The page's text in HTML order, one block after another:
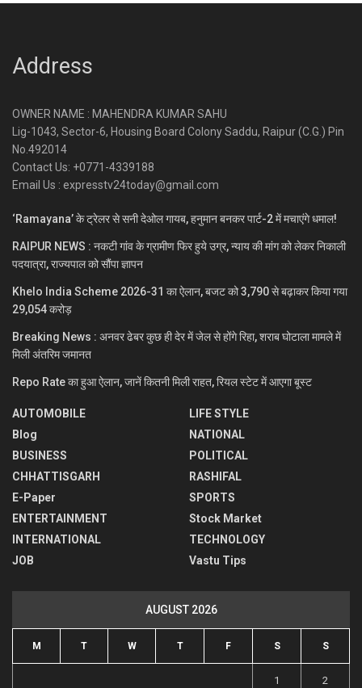
Address
OWNER NAME : MAHENDRA KUMAR SAHU
Lig-1043, Sector-6, Housing Board Colony Saddu, Raipur (C.G.) Pin
No.492014
Contact Us: +0771-4339188
Email Us : expresstv24today@gmail.com
‘Ramayana’ के ट्रेलर से सनी देओल गायब, हनुमान बनकर पार्ट-2 में मचाएंगे धमाल!
RAIPUR NEWS : नकटी गांव के ग्रामीण फिर हुये उग्र, न्याय की मांग को लेकर निकाली
पदयात्रा, राज्यपाल को सौंपा ज्ञापन
Khelo India Scheme 2026-31 का ऐलान, बजट को 3,790 से बढ़ाकर किया गया
29,054 करोड़
Breaking News : अनवर ढेबर कुछ ही देर में जेल से होंगे रिहा, शराब घोटाला मामले में
मिली अंतरिम जमानत
Repo Rate का हुआ ऐलान, जानें कितनी मिली राहत, रियल स्टेट में आएगा बूस्ट
AUTOMOBILE
Blog
BUSINESS
CHHATTISGARH
E-Paper
ENTERTAINMENT
INTERNATIONAL
JOB
LIFE STYLE
NATIONAL
POLITICAL
RASHIFAL
SPORTS
Stock Market
TECHNOLOGY
Vastu Tips
AUGUST 2026
M T W T F S S
1 2